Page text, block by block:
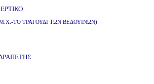
ΤΟ ΤΡΑΓΟΥΔΙ ΤΩΝ ΒΕΔΟΥΙΝΩΝ)